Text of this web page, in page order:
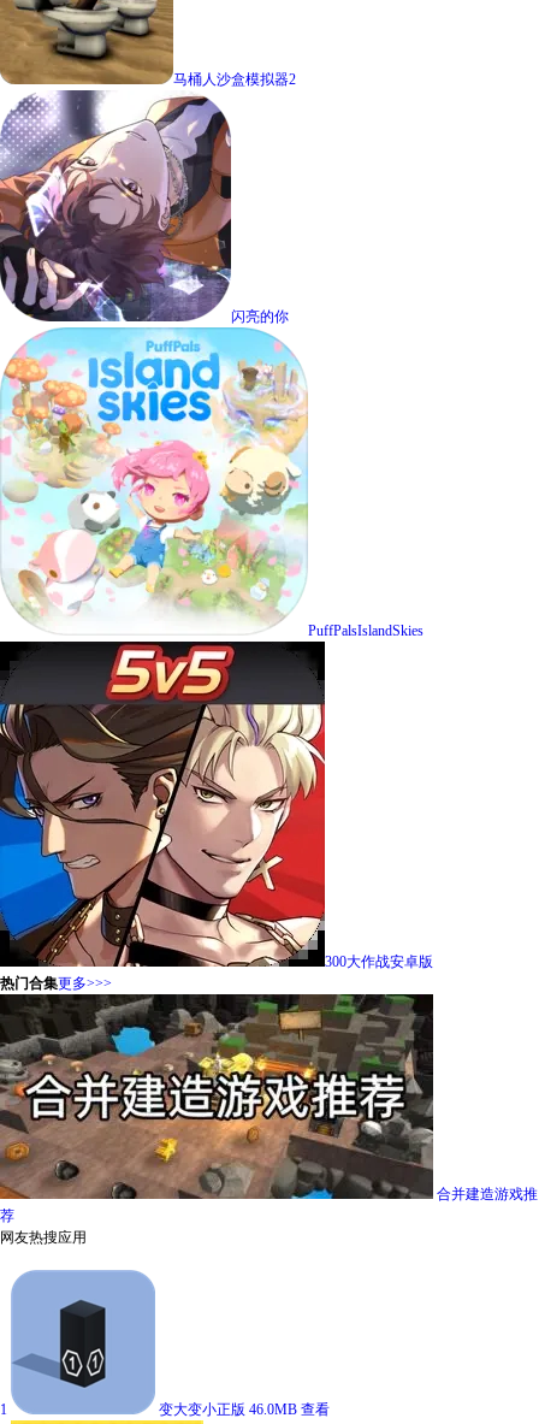
马桶人沙盒模拟器2
闪亮的你
PuffPalsIslandSkies
300大作战安卓版
热门合集更多>>>
合并建造游戏推
荐
网友热搜应用
1 变大变小正版 46.0MB 查看